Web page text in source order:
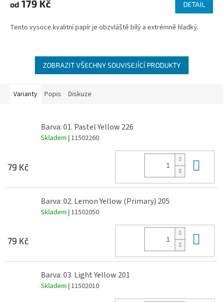
od 179 Kč DETAIL
Tento vysoce kvalitní papír je obzvláště bílý a extrémně hladký.
ZOBRAZIT VŠECHNY SOUVISEJÍCÍ PRODUKTY
Varianty Popis Diskuze
Barva: 01. Pastel Yellow 226
Skladem | 11502260
79 Kč
Barva: 02. Lemon Yellow (Primary) 205
Skladem | 11502050
79 Kč
Barva: 03. Light Yellow 201
Skladem | 11502010